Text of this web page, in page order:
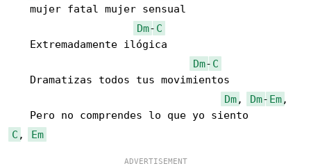
   mujer fatal mujer sensual
Dm- C
   Extremadamente ilógica
Dm- C
   Dramatizas todos tus movimientos
Dm, Dm- Em,
C , Em